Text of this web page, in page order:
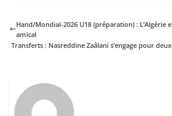
Hand/Mondial-2026 U18 (préparation) : L’Algérie
amical
Transferts : Nasreddine Zaâlani s’engage pour